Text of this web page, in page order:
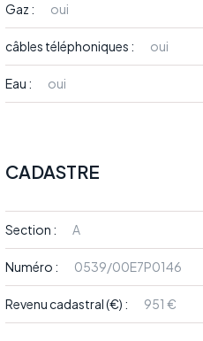
Gaz : oui
câbles téléphoniques : oui
Eau : oui
CADASTRE
Section : A
Numéro : 0539/00E7P0146
Revenu cadastral (€) : 951 €